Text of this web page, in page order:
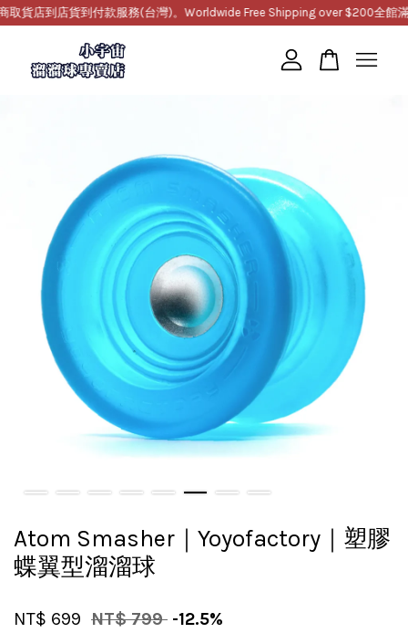
貨店到店貨到付款服務(台灣)。Worldwide Free Shipping over $200全館滿
Atom Smasher｜Yoyofactory｜塑膠
蝶翼型溜溜球
NT$ 699 NT$ 799 -12.5%